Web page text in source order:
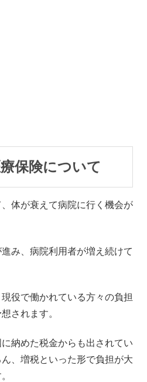
保険について
体が衰えて病院に行く機会が
み、病院利用者が増え続けて
役で働かれている方々の負担
されます。
納めた税金からも出されてい
、増税といった形で負担が大